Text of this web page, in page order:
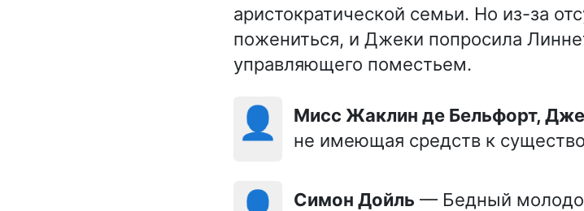
аристократической семьи. Но из-за
пожениться, и Джеки попросила
управляющего поместьем.
👤 мисс Жаклин де Бельфорт,
не имеющая средств к
Симон Дойль — Бедный